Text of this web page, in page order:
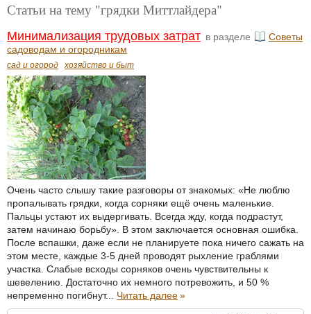
Статьи на тему "грядки Миттлайдера"
Минимализация трудовых затрат в разделе
Советы
садоводам и огородникам
сад и огород хозяйство и быт
Очень часто слышу такие разговоры от знакомых: «Не люблю
пропалывать грядки, когда сорняки ещё очень маленькие.
Пальцы устают их выдергивать. Всегда жду, когда подрастут,
затем начинаю борьбу». В этом заключается основная ошибка.
После вспашки, даже если не планируете пока ничего сажать на
этом месте, каждые 3-5 дней проводят рыхление граблями
участка. Слабые всходы сорняков очень чувствительны к
шевелению. Достаточно их немного потревожить, и 50 %
непременно погибнут... Читать далее»